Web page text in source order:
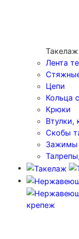
Лента
Цепи
Кольца
Крюки
Втулки,
Скобы
Зажимы
крепеж